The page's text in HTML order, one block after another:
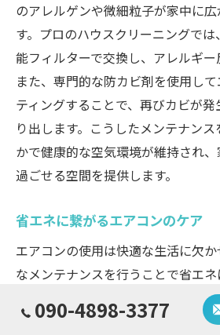
のアレルゲンや微細粒子が家中に
す。プロのハウスクリーニングで
能フィルターで交換し、アレルギー
また、専門的な防カビ剤を使用し
ティングすることで、再びカビが
り出します。こうしたメンテナン
かで健康的な空気環境が維持され
過ごせる空間を提供します。
省エネに繋がるエアコンのケア
エアコンの使用は快適な生活に欠か
なメンテナンスを行うことで省エ
特に岡山市南区浦安本町でのハウ
することで、エアコンの効率を最
090-4898-3377